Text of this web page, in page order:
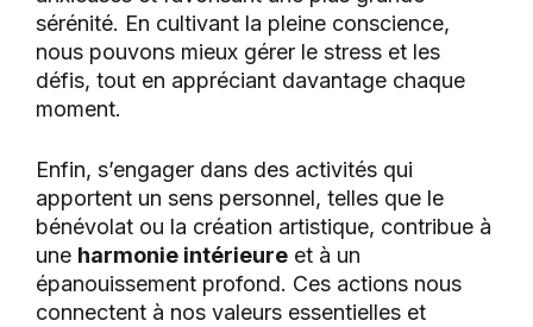
sérénité. En cultivant la pleine conscience,
nous pouvons mieux gérer le stress et les
défis, tout en appréciant davantage chaque
moment.
Enfin, s’engager dans des activités qui
apportent un sens personnel, telles que le
bénévolat ou la création artistique, contribue à
une harmonie intérieure et à un
épanouissement profond. Ces actions nous
connectent à nos valeurs essentielles et